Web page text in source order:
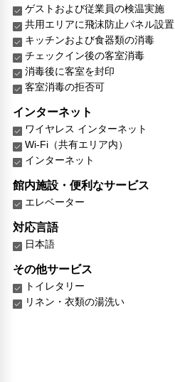
ゲストおよび従業員の検温実施
共用エリアに飛沫防止パネル設置
キッチンおよび食器類の消毒
チェックイン後の客室消毒
消毒後に客室を封印
客室消毒の拒否可
インターネット
ワイヤレス インターネット
Wi-Fi（共有エリア内）
インターネット
館内施設・便利なサービス
エレベーター
対応言語
日本語
その他サービス
トイレタリー
リネン・衣類の湯洗い